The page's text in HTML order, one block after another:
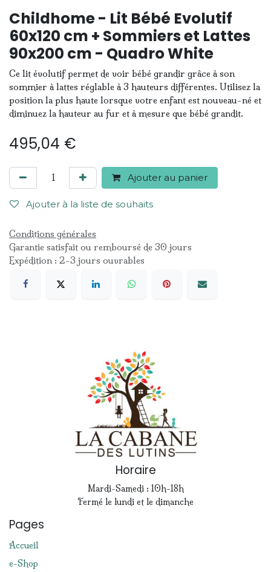
Childhome - Lit Bébé Evolutif
60x120 cm + Sommiers et Lattes
90x200 cm - Quadro White
Ce lit évolutif permet de voir bébé grandir grâce à son
sommier à lattes réglable à 3 hauteurs différentes. Utilisez la
position la plus haute lorsque votre enfant est nouveau-né et
diminuez la hauteur au fur et à mesure que bébé grandit.
495,04 €
Ajouter au panier
Ajouter à la liste de souhaits
Conditions générales
Garantie satisfait ou remboursé de 30 jours
Expédition : 2-3 jours ouvrables
Horaire
Mardi-Samedi : 10h-18h
Fermé le lundi et le dimanche
Pages
Accueil
e-Shop